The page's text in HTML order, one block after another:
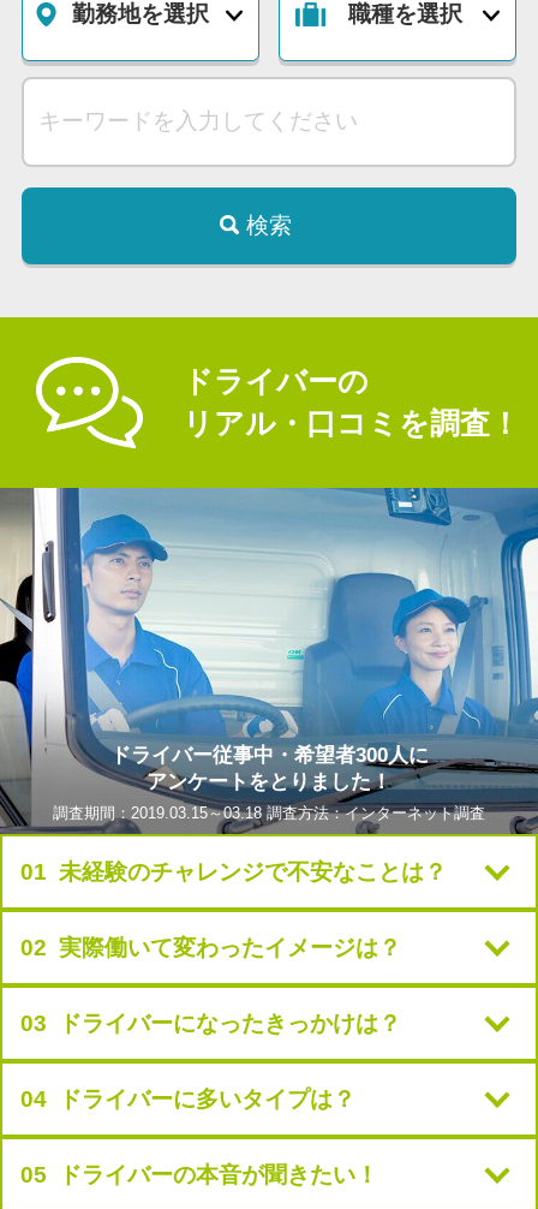
勤務地を選択 職種を選択
検索
ドライバーの
リアル・口コミを調査！
ドライバー従事中・希望者300人に
アンケートをとりました！
調査期間：2019.03.15～03.18 調査方法：インターネット調査
01 未経験のチャレンジで不安なことは？
02 実際働いて変わったイメージは？
03 ドライバーになったきっかけは？
04 ドライバーに多いタイプは？
05 ドライバーの本音が聞きたい！